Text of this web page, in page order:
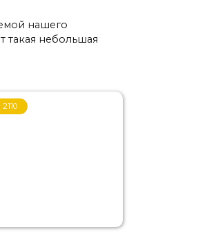
нашего
такая небольшая